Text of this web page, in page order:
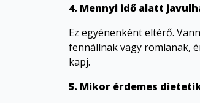
4. Mennyi idő alatt
Ez egyénenként eltérő.
fennállnak vagy romlanak,
kapj.
5. Mikor érdemes